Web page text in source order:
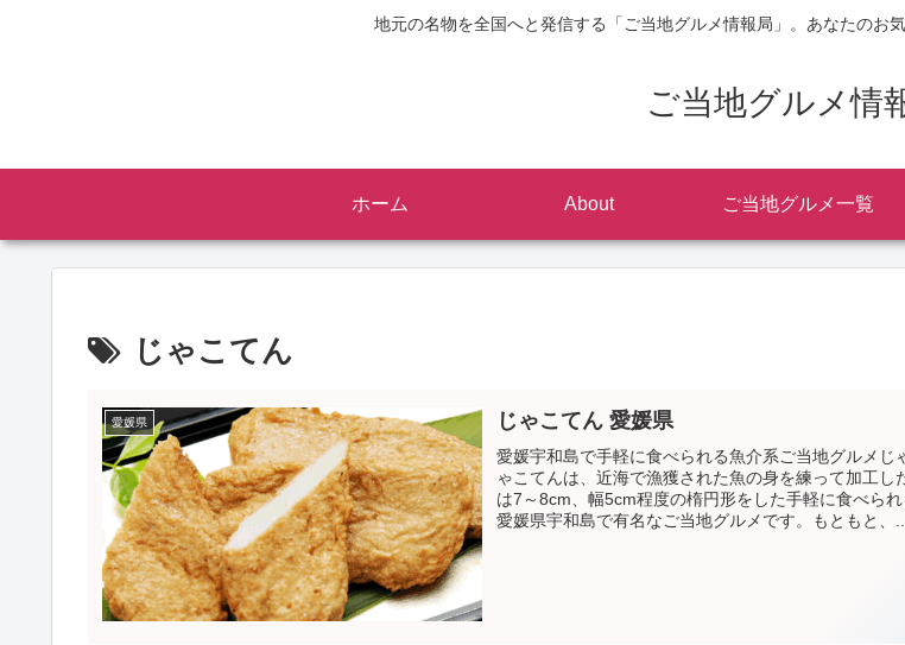
地元の名物を全国へと発信する「ご当地グルメ情報局」。あなたのお
ご当地グルメ情
ホーム About ご当地グルメ一覧
じゃこてん
愛媛県 じゃこてん 愛媛県
愛媛宇和島で手軽に食べられる魚介系ご当地グルメじ
ゃこてんは、近海で漁獲された魚の身を練って加工し
は7～8cm、幅5cm程度の楕円形をした手軽に食べら
愛媛県宇和島で有名なご当地グルメです。もともと、...